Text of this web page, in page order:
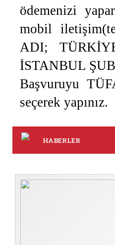
ödemenizi
mobil
ADI;
İSTANBUL
Başvuruyu
seçerek yapınız.
HABERLER